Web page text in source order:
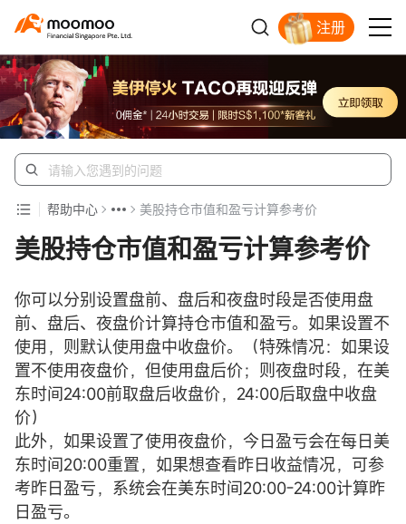
注册
帮助中心 美股持仓市值和盈亏计算参考价
美股持仓市值和盈亏计算参考价
你可以分别设置盘前、盘后和夜盘时段是否使用盘
前、盘后、夜盘价计算持仓市值和盈亏。如果设置不
使用，则默认使用盘中收盘价。（特殊情况：如果设
置不使用夜盘价，但使用盘后价；则夜盘时段，在美
东时间24:00前取盘后收盘价，24:00后取盘中收盘
价）
此外，如果设置了使用夜盘价，今日盈亏会在每日美
东时间20:00重置，如果想查看昨日收益情况，可参
考昨日盈亏，系统会在美东时间20:00-24:00计算昨
日盈亏。